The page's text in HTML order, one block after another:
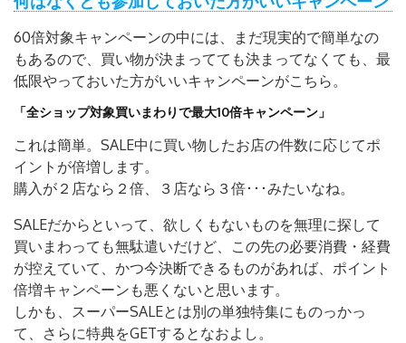
60倍対象キャンペーンの中には、まだ現実的で簡単なの
もあるので、買い物が決まってても決まってなくても、最
低限やっておいた方がいいキャンペーンがこちら。
「全ショップ対象買いまわりで最大10倍キャンペーン」
これは簡単。SALE中に買い物したお店の件数に応じてポ
イントが倍増します。
購入が２店なら２倍、３店なら３倍･･･みたいなね。
SALEだからといって、欲しくもないものを無理に探して
買いまわっても無駄遣いだけど、この先の必要消費・経費
が控えていて、かつ今決断できるものがあれば、ポイント
倍増キャンペーンも悪くないと思います。
しかも、スーパーSALEとは別の単独特集にものっかっ
て、さらに特典をGETするとなおよし。